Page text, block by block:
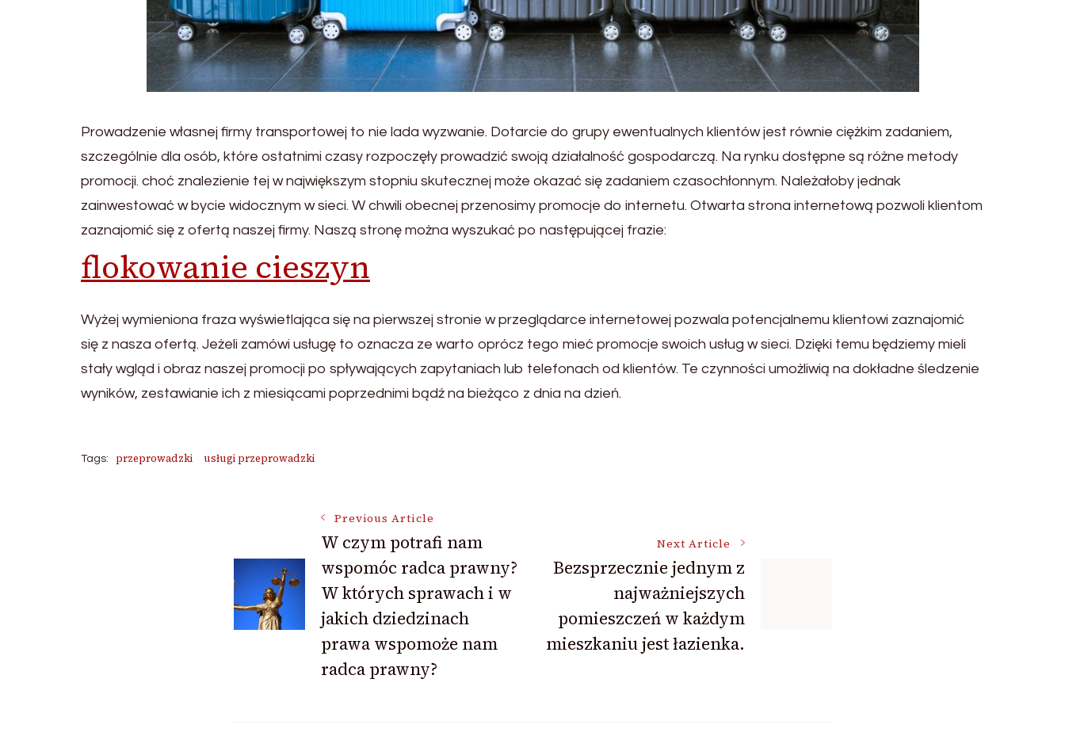
Prowadzenie własnej firmy transportowej to nie lada wyzwanie. Dotarcie do grupy ewentualnych klientów jest równie ciężkim zadaniem,
szczególnie dla osób, które ostatnimi czasy rozpoczęły prowadzić swoją działalność gospodarczą. Na rynku dostępne są różne metody
promocji. choć znalezienie tej w największym stopniu skutecznej może okazać się zadaniem czasochłonnym. Należałoby jednak
zainwestować w bycie widocznym w sieci. W chwili obecnej przenosimy promocje do internetu. Otwarta strona internetową pozwoli klientom
zaznajomić się z ofertą naszej firmy. Naszą stronę można wyszukać po następującej frazie:
flokowanie cieszyn
Wyżej wymieniona fraza wyświetlająca się na pierwszej stronie w przeglądarce internetowej pozwala potencjalnemu klientowi zaznajomić
się z nasza ofertą. Jeżeli zamówi usługę to oznacza ze warto oprócz tego mieć promocje swoich usług w sieci. Dzięki temu będziemy mieli
stały wgląd i obraz naszej promocji po spływających zapytaniach lub telefonach od klientów. Te czynności umożliwią na dokładne śledzenie
wyników, zestawianie ich z miesiącami poprzednimi bądź na bieżąco z dnia na dzień.
Tags: przeprowadzki usługi przeprowadzki
Navigation
Previous Article
W czym potrafi nam
wspomóc radca prawny?
W których sprawach i w
jakich dziedzinach
prawa wspomoże nam
radca prawny?
Next Article
Bezsprzecznie jednym z
najważniejszych
pomieszczeń w każdym
mieszkaniu jest łazienka.